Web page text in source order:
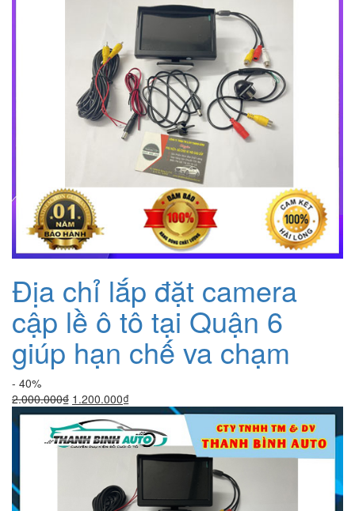
Địa chỉ lắp đặt camera
cập lề ô tô tại Quận 6
giúp hạn chế va chạm
- 40%
2.000.000₫ Giá
gốc
là:
2.000.000₫.
1.200.000₫Giá
hiện
tại
là:
1.200.000₫.